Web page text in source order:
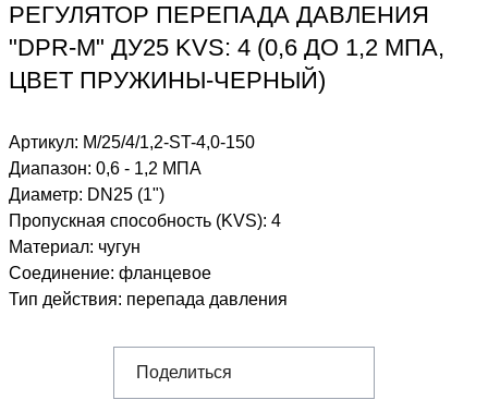
РЕГУЛЯТОР ПЕРЕПАДА ДАВЛЕНИЯ
"DPR-M" ДУ25 KVS: 4 (0,6 ДО 1,2 МПА,
ЦВЕТ ПРУЖИНЫ-ЧЕРНЫЙ)
Артикул: M/25/4/1,2-ST-4,0-150
Диапазон: 0,6 - 1,2 МПА
Диаметр: DN25 (1")
Пропускная способность (KVS): 4
Материал: чугун
Соединение: фланцевое
Тип действия: перепада давления
Поделиться